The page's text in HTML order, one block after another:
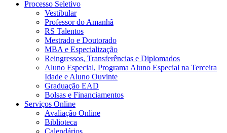
Processo Seletivo
Vestibular
Professor do Amanhã
RS Talentos
Mestrado e Doutorado
MBA e Especialização
Reingressos, Transferências e Diplomados
Aluno Especial, Programa Aluno Especial na Terceira
Idade e Aluno Ouvinte
Graduação EAD
Bolsas e Financiamentos
Serviços Online
Avaliação Online
Biblioteca
Calendários